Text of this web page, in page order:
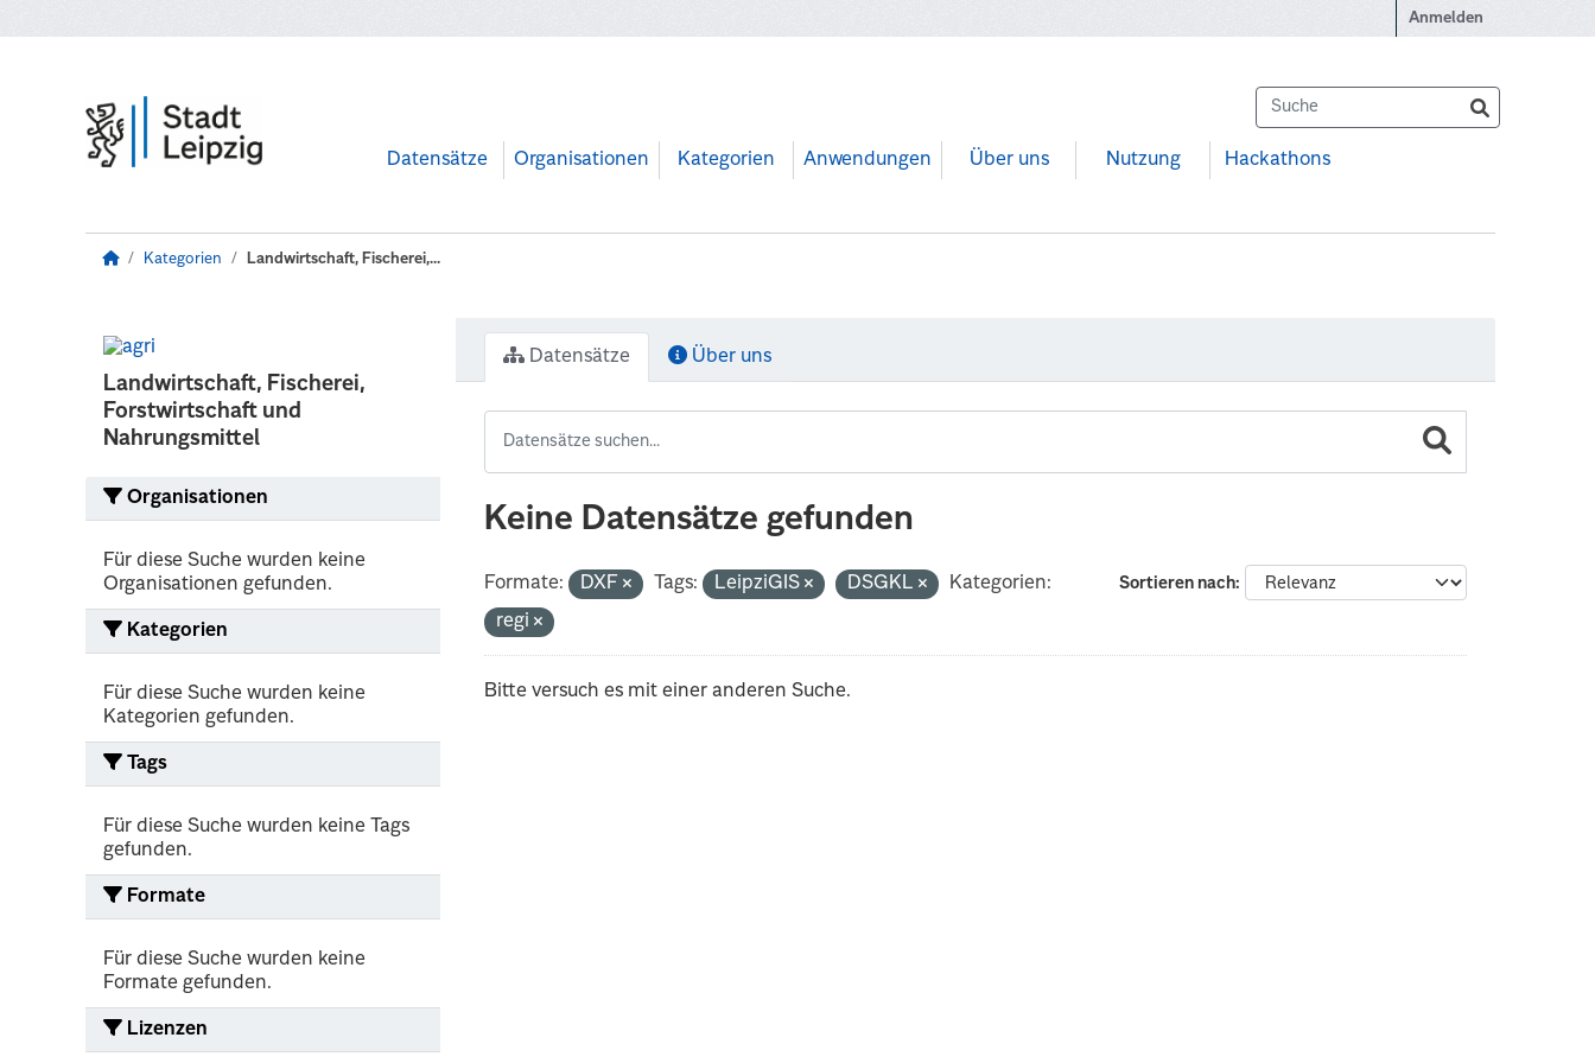
Anmelden
Datensätze Organisationen Kategorien Anwendungen Über uns Nutzung Hackathons
Kategorien Landwirtschaft, Fischerei,...
Landwirtschaft, Fischerei,
Forstwirtschaft und
Nahrungsmittel
Organisationen
Für diese Suche wurden keine
Organisationen gefunden.
Kategorien
Für diese Suche wurden keine
Kategorien gefunden.
Tags
Für diese Suche wurden keine Tags
gefunden.
Formate
Für diese Suche wurden keine
Formate gefunden.
Lizenzen
Datensätze Über uns
Keine Datensätze gefunden
Sortieren nach
Formate: DXF Tags: LeipziGIS DSGKL
Kategorien:
regi
Bitte versuch es mit einer anderen Suche.